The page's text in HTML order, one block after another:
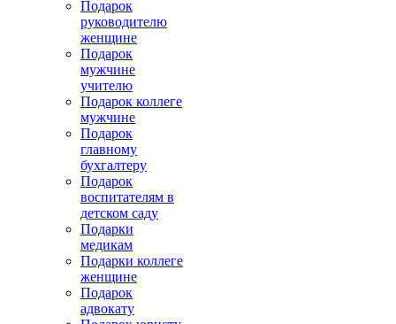
Подарок
руководителю
женщине
Подарок
мужчине
учителю
Подарок коллеге
мужчине
Подарок
главному
бухгалтеру
Подарок
воспитателям в
детском саду
Подарки
медикам
Подарки коллеге
женщине
Подарок
адвокату